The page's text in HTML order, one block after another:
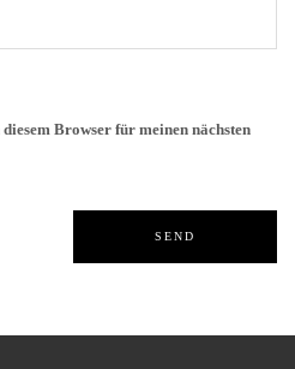
Browser für meinen nächsten